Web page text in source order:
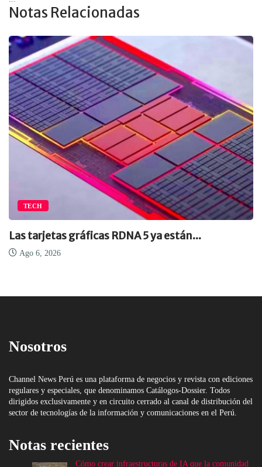
Notas Relacionadas
TECH
Las tarjetas gráficas RDNA 5 ya están...
Ago 6, 2026
Nosotros
Channel News Perú es una plataforma de negocios y revista con ediciones
regulares y especiales, que denominamos Catálogos-Dossier. Todos
dirigidos exclusivamente y en circuito cerrado al canal de distribución del
sector de tecnologías de la información y comunicaciones en el Perú.
Notas recientes
Cómo crear infraestructuras de IA que la comunidad